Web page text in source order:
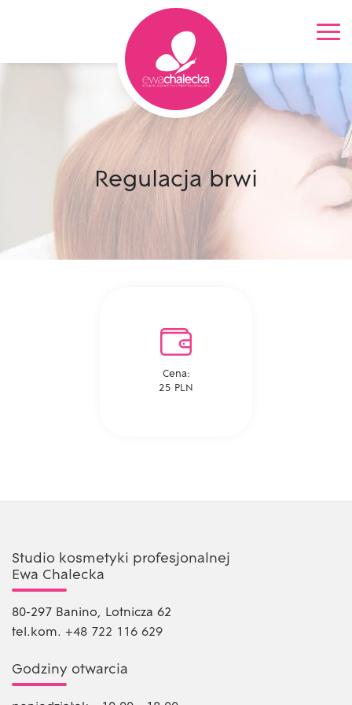
Kontakt
Regulacja brwi
Cena:
25 PLN
Studio kosmetyki profesjonalnej
Ewa Chalecka
80-297 Banino, Lotnicza 62
tel.kom. +48 722 116 629
Godziny otwarcia